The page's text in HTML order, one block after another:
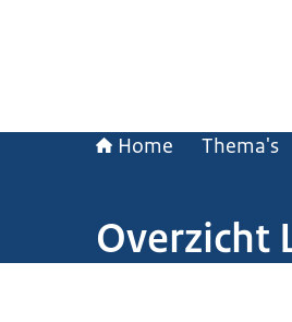
Home Thema's
Overzicht